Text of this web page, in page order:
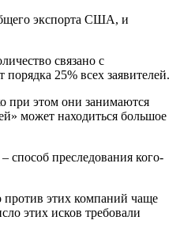
экспорта США, и
связано с
25% всех заявителей.
при этом они занимаются
может находиться большое
способ преследования кого-
против этих компаний чаще
этих исков требовали